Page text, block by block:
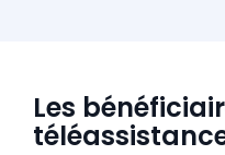
Les